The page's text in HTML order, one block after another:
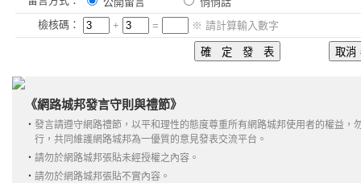
檢核碼：
+ = ※ 請計算輸入數字
《網路城邦發言守則與禮節》
‧ 發言請遵守網路禮節，以平和理性的態度尊重所有網路城邦使用者的權益，
行，共同維護網路城邦為一優質的意見發表交流平台。
‧ 請勿於網路城邦張貼未經授權之內容。
‧ 請勿於網路城邦張貼不實內容。